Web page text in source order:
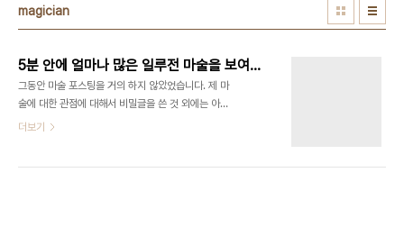
magician
5분 안에 얼마나 많은 일루전 마술을 보여줄 수 있을까요?
그동안 마술 포스팅을 거의 하지 않았었습니다. 제 마
술에 대한 관점에 대해서 비밀글을 쓴 것 외에는 아무
것도 쓰지 않았으니 사실 앞으로 마술과 관련된 포스
더보기